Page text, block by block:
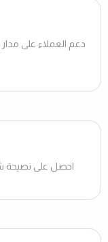
دعم العملاء على
احصل على نصيحة